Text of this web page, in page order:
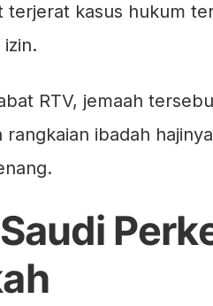
terjerat kasus hukum
RTV, jemaah
rangkaian ibadah